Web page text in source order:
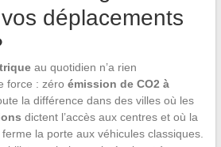
déplacements
au quotidien n’a rien
force : zéro émission de CO2 à
la différence dans des villes où les
dictent l’accès aux centres et où la
la porte aux véhicules classiques.